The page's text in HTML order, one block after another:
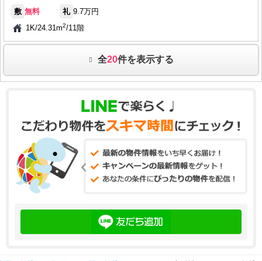
敷 無料 礼 9.7万円
1K/24.31m2/11階
全20件を表示する